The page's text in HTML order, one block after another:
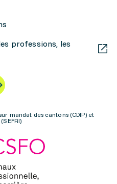
professions, les
mandat des cantons (CDIP) et